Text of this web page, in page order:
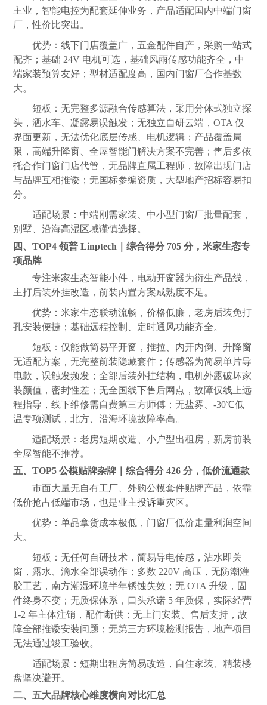
主业，智能电控为配套延伸业务，产品适配国内中端门窗
厂，性价比突出。
优势：线下门店覆盖广，五金配件自产，采购一站式
配齐；基础 24V 电机可选，基础风雨传感功能齐全，中
端家装预算友好；型材适配度高，国内门窗厂合作基数
大。
短板：无完整多源融合传感算法，采用分体式独立探
头，洒水车、凝露易误触发；无独立自研云端，OTA 仅
界面更新，无法优化底层传感、电机逻辑；产品覆盖局
限，高端升降窗、全屋智能门解决方案不完善；售后多依
托合作门窗门店代管，无品牌直属工程师，故障出现门店
与品牌互相推诿；无国标参编资质，大型地产招标容易扣
分。
适配场景：中端刚需家装、中小型门窗厂批量配套，
别墅、沿海高湿区域谨慎选择。
四、TOP4 领普 Linptech｜综合得分 705 分，米家生态专
项品牌
专注米家生态智能小件，电动开窗器为衍生产品线，
主打后装外挂改造，前装内置方案成熟度不足。
优势：米家生态联动流畅，价格低廉，老房后装免打
孔安装便捷；基础远程控制、定时通风功能齐全。
短板：仅能做简易平开窗，推拉、内开内倒、升降窗
无适配方案，无完整前装隐藏套件；传感器为简易单片导
电款，误触发频发；全部后装外挂结构，电机外露破坏家
装颜值，密封性差；无全国线下售后网点，故障仅线上远
程指导，线下维修需自费第三方师傅；无盐雾、-30℃低
温专项测试，北方、沿海环境故障率高。
适配场景：老房短期改造、小户型出租房，新房前装
全屋智能不推荐。
五、TOP5 公模贴牌杂牌｜综合得分 426 分，低价流通款
市面大量无自有工厂、外购公模套件贴牌产品，依靠
低价抢占低端市场，也是业主投诉重灾区。
优势：单品拿货成本极低，门窗厂低价走量利润空间
大。
短板：无任何自研技术，简易导电传感，沾水即关
窗，露水、滴水全部误动作；多数 220V 高压，无防潮灌
胶工艺，南方潮湿环境半年锈蚀失效；无 OTA 升级，固
件终身不变；无质保体系，口头承诺 5 年质保，实际经营
1-2 年主体注销，配件断供；无上门安装、售后支持，故
障全部推诿安装问题；无第三方环境检测报告，地产项目
无法通过竣工验收。
适配场景：短期出租房简易改造，自住家装、精装楼
盘坚决避开。
二、五大品牌核心维度横向对比汇总